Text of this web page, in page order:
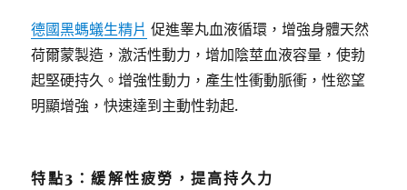
德國黑螞蟻生精片 促進睾丸血液循環，增強身體天然
荷爾蒙製造，激活性動力，增加陰莖血液容量，使勃
起堅硬持久。增強性動力，產生性衝動脈衝，性慾望
明顯增強，快速達到主動性勃起.
特點3：緩解性疲勞，提高持久力